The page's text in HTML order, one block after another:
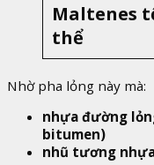
Maltenes
thể
Nhờ pha lỏng này mà:
nhựa đường
bitumen)
nhũ tương